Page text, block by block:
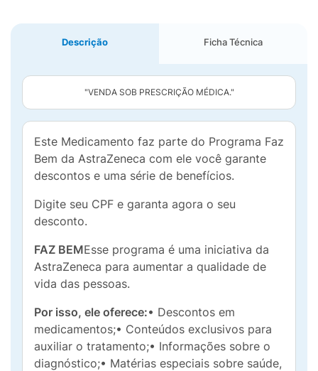
Descrição Ficha Técnica
"VENDA SOB PRESCRIÇÃO MÉDICA."
Este Medicamento faz parte do Programa Faz
Bem da AstraZeneca com ele você garante
descontos e uma série de benefícios.
Digite seu CPF e garanta agora o seu
desconto.
FAZ BEMEsse programa é uma iniciativa da
AstraZeneca para aumentar a qualidade de
vida das pessoas.
Por isso, ele oferece:• Descontos em
medicamentos;• Conteúdos exclusivos para
auxiliar o tratamento;• Informações sobre o
diagnóstico;• Matérias especiais sobre saúde,